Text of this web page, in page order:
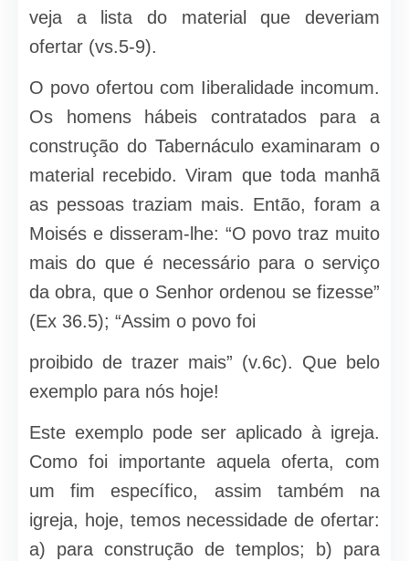
veja a lista do material que deveriam
ofertar (vs.5-9).
O povo ofertou com Iiberalidade incomum.
Os homens hábeis contratados para a
construção do Tabernáculo examinaram o
material rece­bido. Viram que toda manhã
as pessoas traziam mais. Então, foram a
Moisés e disseram-lhe: “O povo traz muito
mais do que é necessário para o serviço
da obra, que o Senhor ordenou se fizesse”
(Ex 36.5); “Assim o povo foi
proibido de trazer mais” (v.6c). Que belo
exemplo para nós hoje!
Este exemplo pode ser aplicado à igreja.
Como foi importante aquela oferta, com
um fim específico, assim também na
igreja, hoje, temos necessidade de ofertar:
a) para construção de templos; b) para